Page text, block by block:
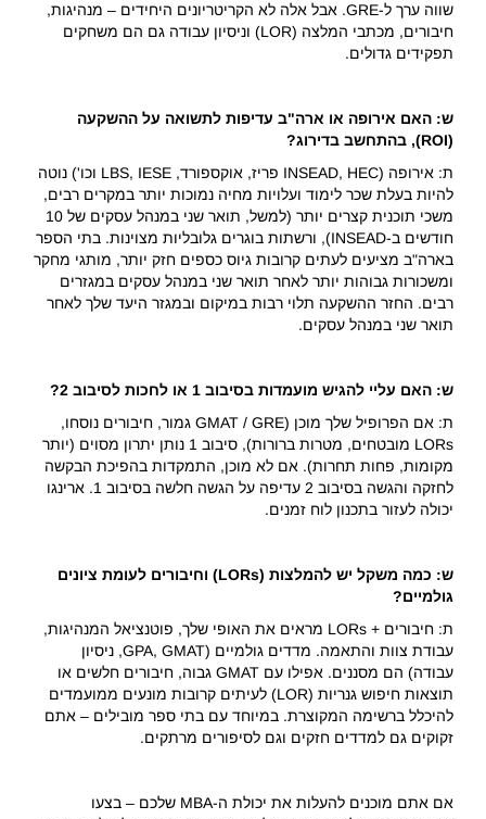
שווה ערך ל-GRE. אבל אלה לא הקריטריונים היחידים – מנהיגות,
חיבורים, מכתבי המלצה (LOR) וניסיון עבודה גם הם משחקים
תפקידים גדולים.
ש: האם אירופה או ארה"ב עדיפות לתשואה על ההשקעה
(
ROI), בהתחשב בדירוג?
ת: אירופה (INSEAD, HEC פריז, אוקספורד, LBS, IESE וכו') נוטה
להיות בעלת שכר לימוד ועלויות מחיה נמוכות יותר במקרים רבים,
משכי תוכנית קצרים יותר (למשל, תואר שני במנהל עסקים של 10
חודשים ב-INSEAD), ורשתות בוגרים גלובליות מצוינות. בתי הספר
בארה"ב מציעים לעתים קרובות גיוס כספים חזק יותר, מותגי מחקר
ומשכורות גבוהות יותר לאחר תואר שני במנהל עסקים במגזרים
רבים. החזר ההשקעה תלוי רבות במיקום ובמגזר היעד שלך לאחר
תואר שני במנהל עסקים.
ש: האם עליי להגיש מועמדות בסיבוב 1 או לחכות לסיבוב 2?
ת: אם הפרופיל שלך מוכן (GMAT / GRE גמור, חיבורים נוסחו,
LORs מובטחים, מטרות ברורות), סיבוב 1 נותן יתרון מסוים (יותר
מקומות, פחות תחרות). אם לא מוכן, התמקדות בהפיכת הבקשה
לחזקה והגשה בסיבוב 2 עדיפה על הגשה חלשה בסיבוב 1. ארינגו
יכולה לעזור בתכנון לוח זמנים.
ש: כמה משקל יש להמלצות (LORs) וחיבורים לעומת ציונים
גולמיים?
ת: חיבורים + LORs מראים את האופי שלך, פוטנציאל המנהיגות,
עבודת צוות והתאמה. מדדים גולמיים (GPA, GMAT, ניסיון
עבודה) הם מסננים. אפילו עם GMAT גבוה, חיבורים חלשים או
תוצאות חיפוש גנריות (LOR) לעיתים קרובות מונעים ממועמדים
להיכלל ברשימה המקוצרת. במיוחד עם בתי ספר מובילים – אתם
זקוקים גם למדדים חזקים וגם לסיפורים מרתקים.
אם אתם מוכנים להעלות את יכולת ה-MBA שלכם – בצעו